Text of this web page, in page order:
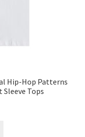
Hip-Hop Patterns
Tops